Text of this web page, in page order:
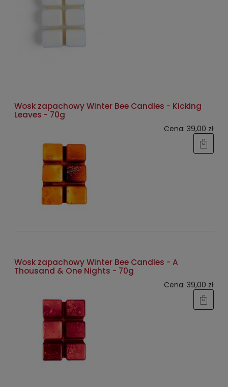
Wosk zapachowy Winter Bee Candles - Kicking
Leaves - 70g
Cena: 39,00 zł
Wosk zapachowy Winter Bee Candles - A
Thousand & One Nights - 70g
Cena: 39,00 zł